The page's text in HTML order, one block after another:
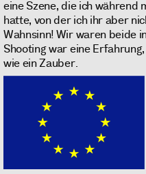
eine Szene, die ich
hatte, von der ich ihr aber
Wahnsinn! Wir waren beide
Shooting war eine
wie ein Zauber.